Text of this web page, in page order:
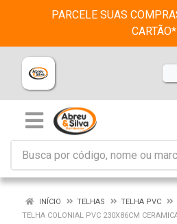
PARCELE SUAS
CARTÃO*
INÍCIO TELHAS
TELHA PVC
TELHA COLONIAL PVC 230X86CM